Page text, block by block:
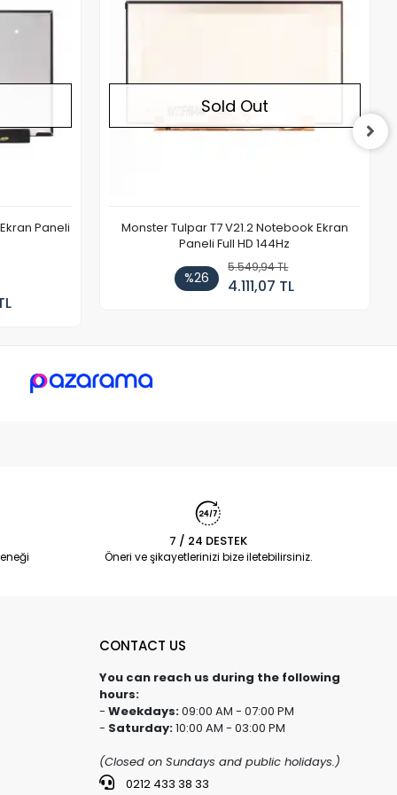
Paneli
Sold Out
Monster Tulpar T7 V21.2 Notebook Ekran
Paneli Full HD 144Hz
%26
5.549,94 TL
4.111,07 TL
7 / 24 DESTEK
Öneri ve şikayetlerinizi bize iletebilirsiniz.
CONTACT US
You can reach us during the following
hours:
- Weekdays:09:00 AM - 07:00 PM
- Saturday:10:00 AM - 03:00 PM
(Closed on Sundays and public holidays.)
0212 433 38 33